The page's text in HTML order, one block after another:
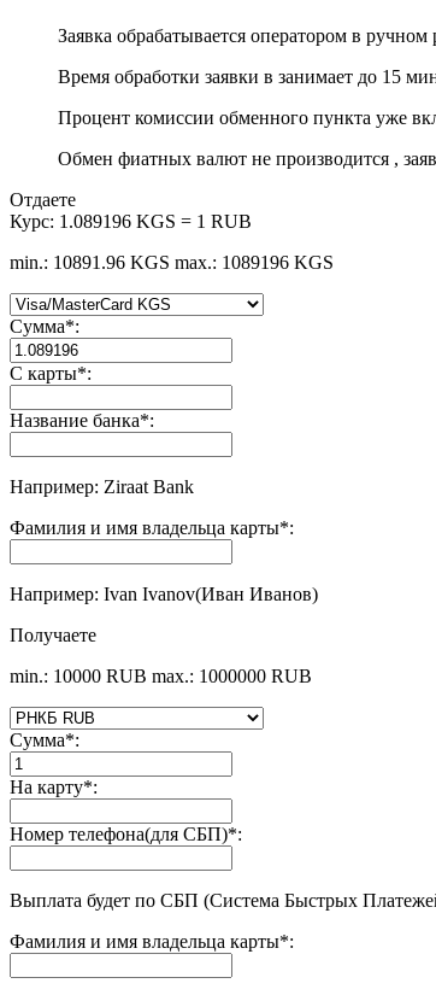
Заявка обрабатывается оператором в
Время обработки заявки в занимает до 15
Процент комиссии обменного пункта уже
Обмен фиатных валют не производится ,
Отдаете
Курс: 1.089196 KGS = 1 RUB
min.: 10891.96 KGS max.: 1089196 KGS
Сумма*:
С карты*:
Название банка*:
Например: Ziraat Bank
Фамилия и имя владельца карты*:
Например: Ivan Ivanov(Иван Иванов)
Получаете
min.: 10000 RUB max.: 1000000 RUB
Сумма*:
На карту*:
Номер телефона(для СБП)*:
Выплата будет по СБП (Система Быстрых
Фамилия и имя владельца карты*: